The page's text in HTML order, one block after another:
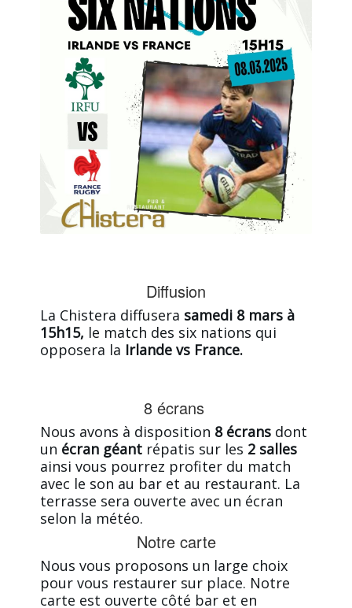
Diffusion
La Chistera diffusera samedi 8 mars à
15h15, le match des six nations qui
opposera la Irlande vs France.
8 écrans
Nous avons à disposition 8 écrans dont
un écran géant répatis sur les 2 salles
ainsi vous pourrez profiter du match
avec le son au bar et au restaurant. La
terrasse sera ouverte avec un écran
selon la météo.
Notre carte
Nous vous proposons un large choix
pour vous restaurer sur place. Notre
carte est ouverte côté bar et en